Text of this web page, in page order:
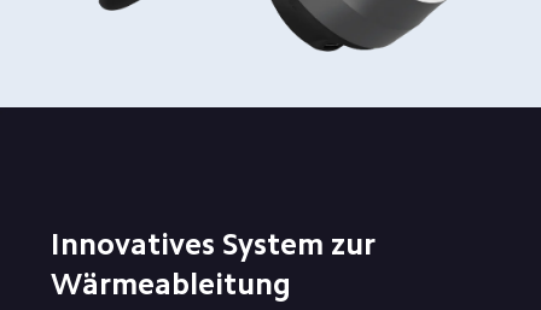
Innovatives System zur
Wärmeableitung